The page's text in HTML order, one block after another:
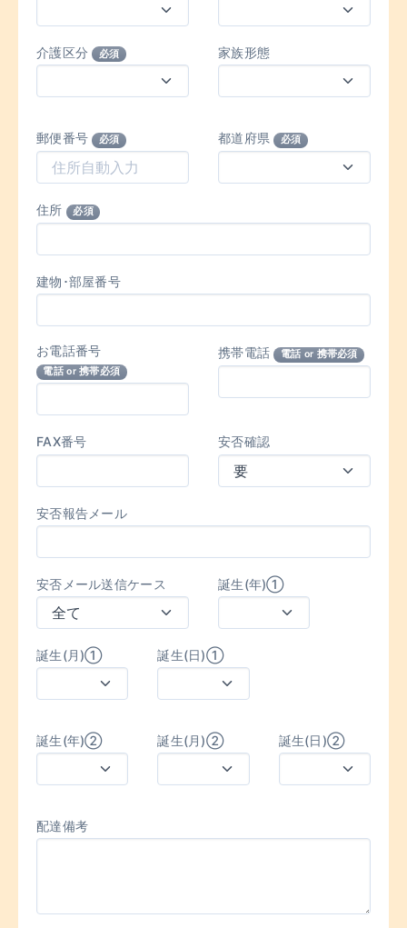
介護区分 必須 家族形態
郵便番号 必須 都道府県 必須
住所 必須
建物･部屋番号
お電話番号
電話 or 携帯必須
携帯電話 電話 or 携帯必須
FAX番号 安否確認
安否報告メール
安否メール送信ケース 誕生(年)①
誕生(月)① 誕生(日)①
誕生(年)② 誕生(月)② 誕生(日)②
配達備考